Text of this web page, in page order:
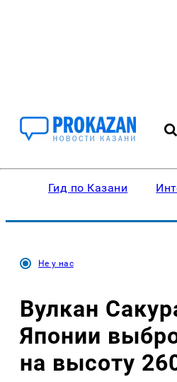
Гид по Казани
Не у нас
Вулкан
Японии
на высоту